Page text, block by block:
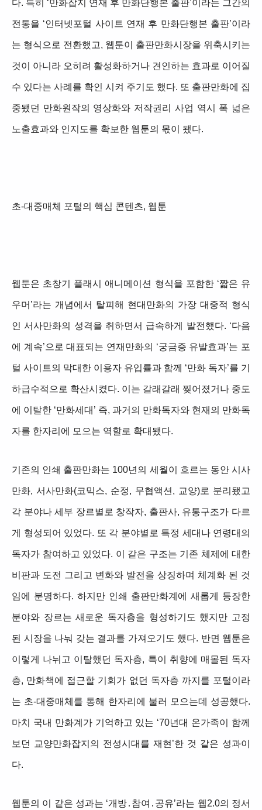
다. 특히 ‘만화잡지 연재 후 만화단행본 출판’이라는 그간의
전통을 ‘인터넷포털 사이트 연재 후 만화단행본 출판’이라
는 형식으로 전환했고, 웹툰이 출판만화시장을 위축시키는
것이 아니라 오히려 활성화하거나 견인하는 효과로 이어질
수 있다는 사례를 확인 시켜 주기도 했다. 또 출판만화에 집
중됐던 만화원작의 영상화와 저작권리 사업 역시 폭 넓은
노출효과와 인지도를 확보한 웹툰의 몫이 됐다.
초-대중매체 포털의 핵심 콘텐츠, 웹툰
웹툰은 초창기 플래시 애니메이션 형식을 포함한 ‘짧은 유
우머’라는 개념에서 탈피해 현대만화의 가장 대중적 형식
인 서사만화의 성격을 취하면서 급속하게 발전했다. ‘다음
에 계속’으로 대표되는 연재만화의 ‘궁금증 유발효과’는 포
털 사이트의 막대한 이용자 유입률과 함께 ‘만화 독자’를 기
하급수적으로 확산시켰다. 이는 갈래갈래 찢어졌거나 중도
에 이탈한 ‘만화세대’ 즉, 과거의 만화독자와 현재의 만화독
자를 한자리에 모으는 역할로 확대됐다.
기존의 인쇄 출판만화는 100년의 세월이 흐르는 동안 시사
만화, 서사만화(코믹스, 순정, 무협액션, 교양)로 분리됐고
각 분야나 세부 장르별로 창작자, 출판사, 유통구조가 다르
게 형성되어 있었다. 또 각 분야별로 특정 세대나 연령대의
독자가 참여하고 있었다. 이 같은 구조는 기존 체제에 대한
비판과 도전 그리고 변화와 발전을 상징하며 체계화 된 것
임에 분명하다. 하지만 인쇄 출판만화계에 새롭게 등장한
분야와 장르는 새로운 독자층을 형성하기도 했지만 고정
된 시장을 나눠 갖는 결과를 가져오기도 했다. 반면 웹툰은
이렇게 나뉘고 이탈했던 독자층, 특이 취향에 매몰된 독자
층, 만화책에 접근할 기회가 없던 독자층 까지를 포털이라
는 초-대중매체를 통해 한자리에 불러 모으는데 성공했다.
마치 국내 만화계가 기억하고 있는 ‘70년대 온가족이 함께
보던 교양만화잡지의 전성시대를 재현’한 것 같은 성과이
다.
웹툰의 이 같은 성과는 ‘개방․참여․공유’라는 웹2.0의 정서